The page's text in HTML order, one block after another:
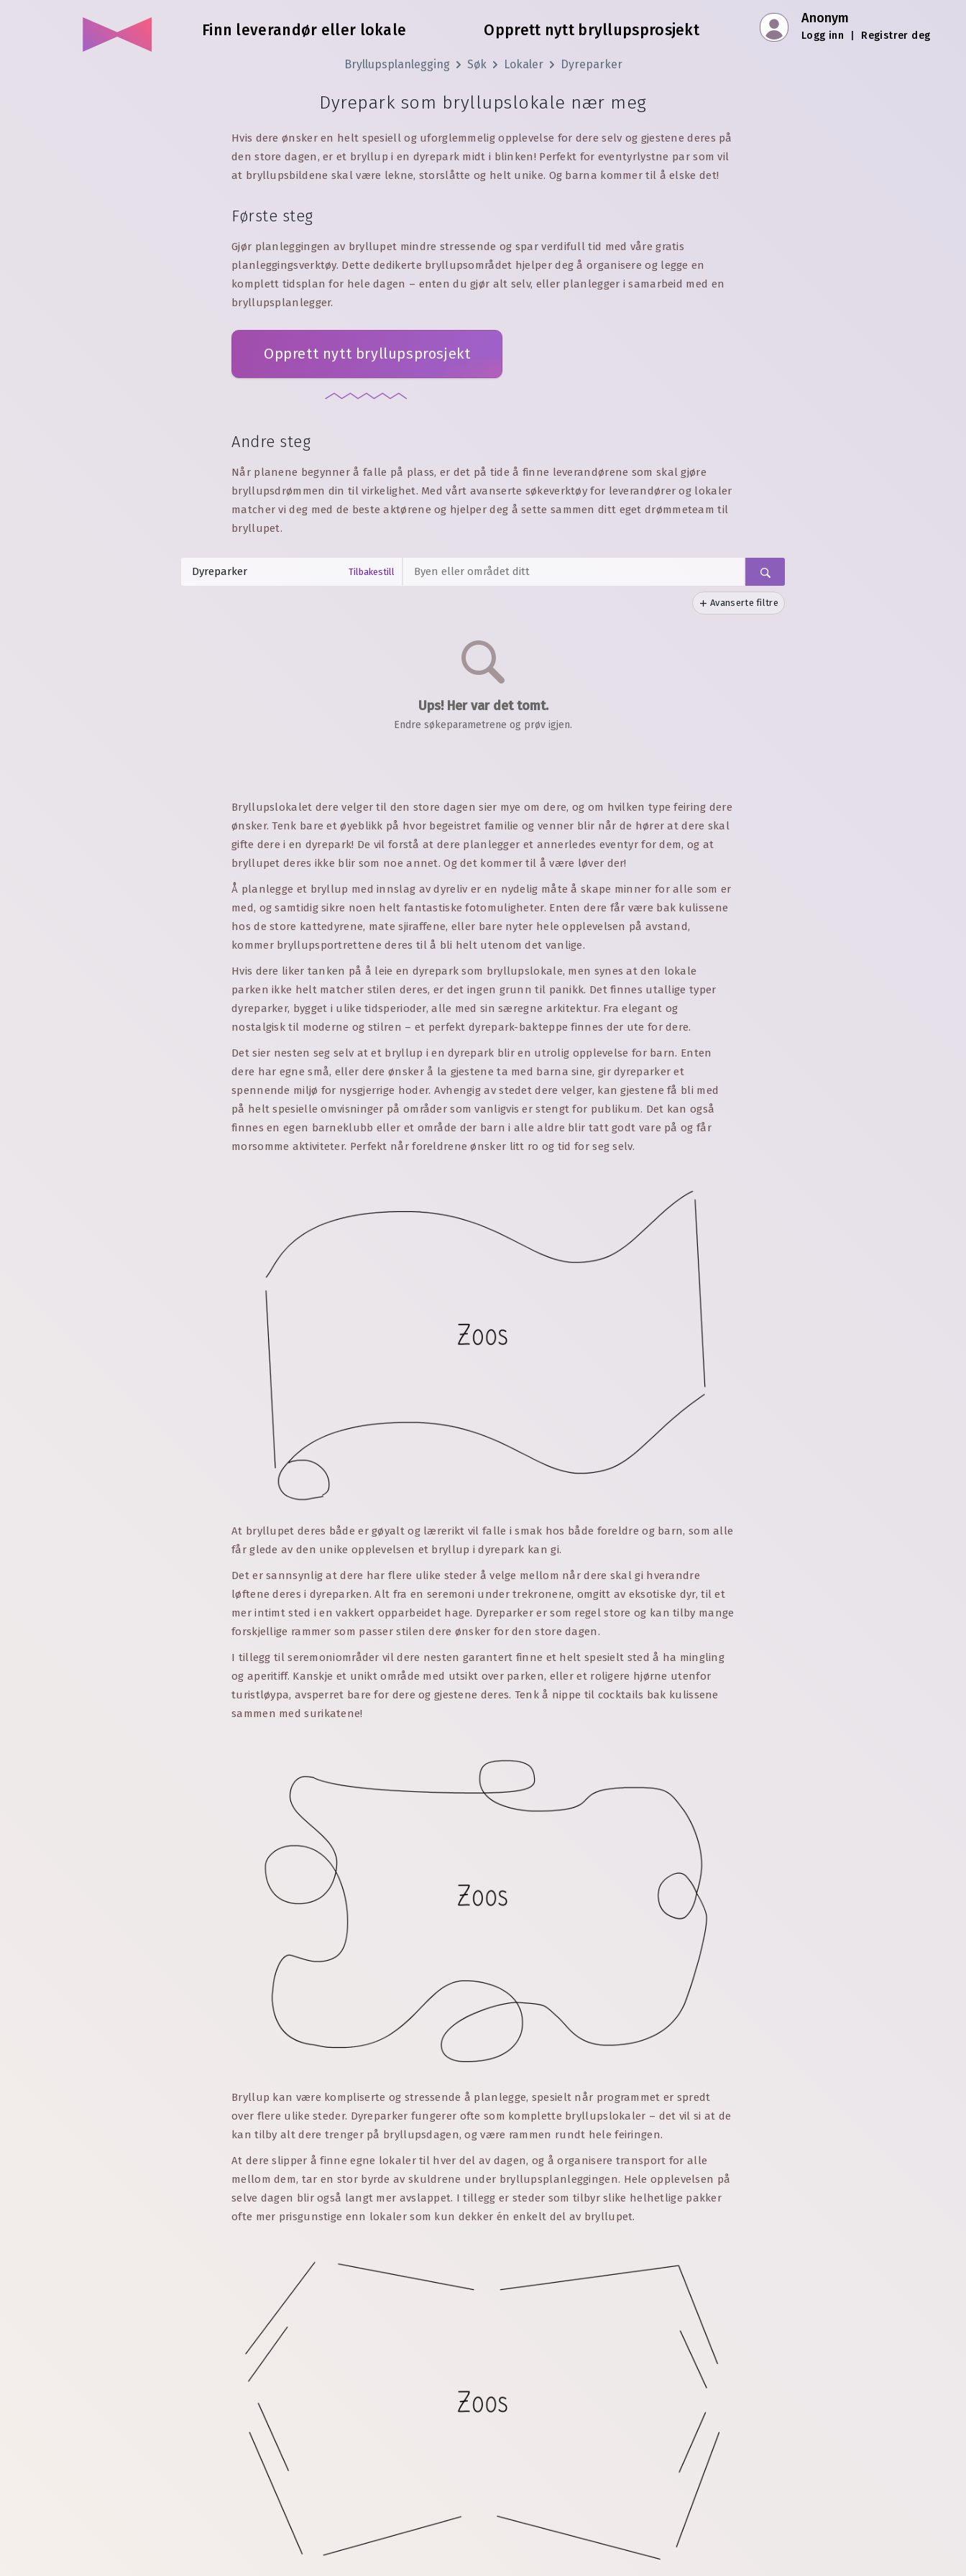
Finn leverandør eller lokale Opprett nytt bryllupsprosjekt
Anonym
Logg inn Registrer deg
Bryllupsplanlegging Søk Lokaler Dyreparker
Dyrepark som bryllupslokale nær meg
Hvis dere ønsker en helt spesiell og uforglemmelig opplevelse for dere selv og gjestene deres på
den store dagen, er et bryllup i en dyrepark midt i blinken! Perfekt for eventyrlystne par som vil
at bryllupsbildene skal være lekne, storslåtte og helt unike. Og barna kommer til å elske det!
Første steg
Gjør planleggingen av bryllupet mindre stressende og spar verdifull tid med våre gratis
planleggingsverktøy. Dette dedikerte bryllupsområdet hjelper deg å organisere og legge en
komplett tidsplan for hele dagen – enten du gjør alt selv, eller planlegger i samarbeid med en
bryllupsplanlegger.
Opprett nytt bryllupsprosjekt
Andre steg
Når planene begynner å falle på plass, er det på tide å finne leverandørene som skal gjøre
bryllupsdrømmen din til virkelighet. Med vårt avanserte søkeverktøy for leverandører og lokaler
matcher vi deg med de beste aktørene og hjelper deg å sette sammen ditt eget drømmeteam til
bryllupet.
Tilbakestill
Avanserte filtre
Ups! Her var det tomt.
Endre søkeparametrene og prøv igjen.
Bryllupslokalet dere velger til den store dagen sier mye om dere, og om hvilken type feiring dere
ønsker. Tenk bare et øyeblikk på hvor begeistret familie og venner blir når de hører at dere skal
gifte dere i en dyrepark! De vil forstå at dere planlegger et annerledes eventyr for dem, og at
bryllupet deres ikke blir som noe annet. Og det kommer til å være løver der!
Å planlegge et bryllup med innslag av dyreliv er en nydelig måte å skape minner for alle som er
med, og samtidig sikre noen helt fantastiske fotomuligheter. Enten dere får være bak kulissene
hos de store kattedyrene, mate sjiraffene, eller bare nyter hele opplevelsen på avstand,
kommer bryllupsportrettene deres til å bli helt utenom det vanlige.
Hvis dere liker tanken på å leie en dyrepark som bryllupslokale, men synes at den lokale
parken ikke helt matcher stilen deres, er det ingen grunn til panikk. Det finnes utallige typer
dyreparker, bygget i ulike tidsperioder, alle med sin særegne arkitektur. Fra elegant og
nostalgisk til moderne og stilren – et perfekt dyrepark-bakteppe finnes der ute for dere.
Det sier nesten seg selv at et bryllup i en dyrepark blir en utrolig opplevelse for barn. Enten
dere har egne små, eller dere ønsker å la gjestene ta med barna sine, gir dyreparker et
spennende miljø for nysgjerrige hoder. Avhengig av stedet dere velger, kan gjestene få bli med
på helt spesielle omvisninger på områder som vanligvis er stengt for publikum. Det kan også
finnes en egen barneklubb eller et område der barn i alle aldre blir tatt godt vare på og får
morsomme aktiviteter. Perfekt når foreldrene ønsker litt ro og tid for seg selv.
At bryllupet deres både er gøyalt og lærerikt vil falle i smak hos både foreldre og barn, som alle
får glede av den unike opplevelsen et bryllup i dyrepark kan gi.
Det er sannsynlig at dere har flere ulike steder å velge mellom når dere skal gi hverandre
løftene deres i dyreparken. Alt fra en seremoni under trekronene, omgitt av eksotiske dyr, til et
mer intimt sted i en vakkert opparbeidet hage. Dyreparker er som regel store og kan tilby mange
forskjellige rammer som passer stilen dere ønsker for den store dagen.
I tillegg til seremoniområder vil dere nesten garantert finne et helt spesielt sted å ha mingling
og aperitiff. Kanskje et unikt område med utsikt over parken, eller et roligere hjørne utenfor
turistløypa, avsperret bare for dere og gjestene deres. Tenk å nippe til cocktails bak kulissene
sammen med surikatene!
Bryllup kan være kompliserte og stressende å planlegge, spesielt når programmet er spredt
over flere ulike steder. Dyreparker fungerer ofte som komplette bryllupslokaler – det vil si at de
kan tilby alt dere trenger på bryllupsdagen, og være rammen rundt hele feiringen.
At dere slipper å finne egne lokaler til hver del av dagen, og å organisere transport for alle
mellom dem, tar en stor byrde av skuldrene under bryllupsplanleggingen. Hele opplevelsen på
selve dagen blir også langt mer avslappet. I tillegg er steder som tilbyr slike helhetlige pakker
ofte mer prisgunstige enn lokaler som kun dekker én enkelt del av bryllupet.